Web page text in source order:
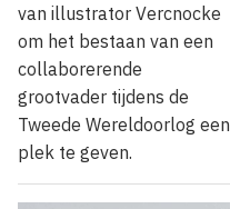
van illustrator Vercnocke
om het bestaan van een
collaborerende
grootvader tijdens de
Tweede Wereldoorlog een
plek te geven.